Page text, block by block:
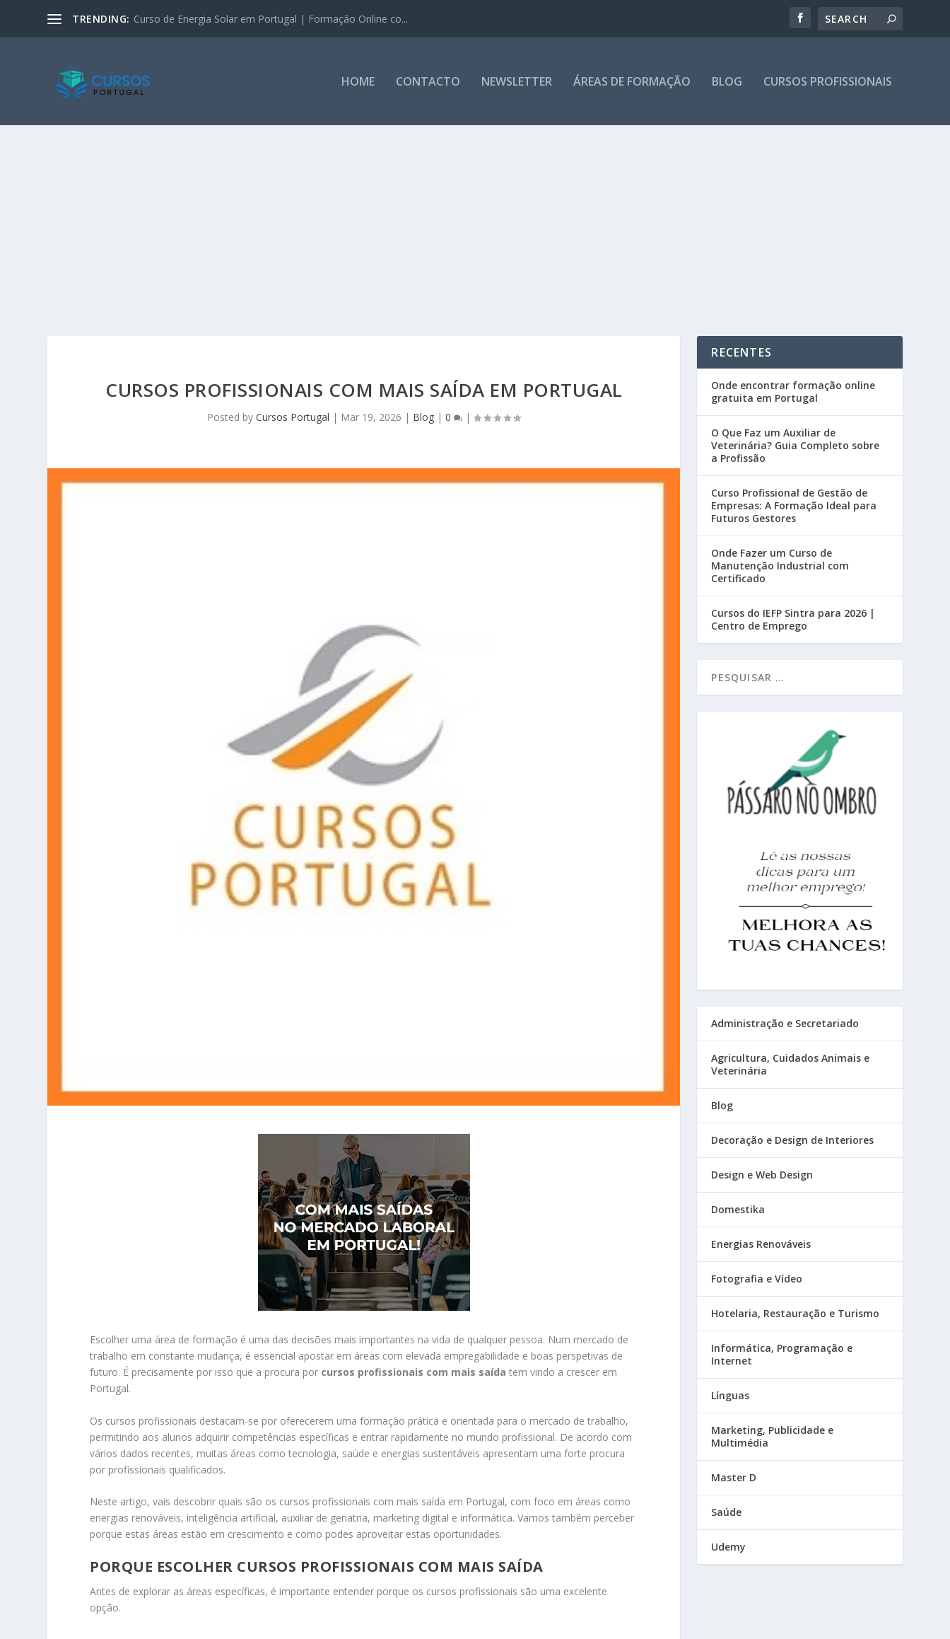
TRENDING: Curso de Energia Solar em Portugal | Formação Online co...
HOME CONTACTO NEWSLETTER ÁREAS DE FORMAÇÃO BLOG CURSOS PROFISSIONAIS
CURSOS PROFISSIONAIS COM MAIS SAÍDA EM PORTUGAL
Posted byCursos Portugal | Mar 19, 2026 | Blog |0 |
Escolher uma área de formação é uma das decisões mais importantes na vida de qualquer pessoa. Num mercado de
trabalho em constante mudança, é essencial apostar em áreas com elevada empregabilidade e boas perspetivas de
futuro. É precisamente por isso que a procura por cursos profissionais com mais saída tem vindo a crescer em
Portugal.
Os cursos profissionais destacam-se por oferecerem uma formação prática e orientada para o mercado de trabalho,
permitindo aos alunos adquirir competências específicas e entrar rapidamente no mundo profissional. De acordo com
vários dados recentes, muitas áreas como tecnologia, saúde e energias sustentáveis apresentam uma forte procura
por profissionais qualificados.
Neste artigo, vais descobrir quais são os cursos profissionais com mais saída em Portugal, com foco em áreas como
energias renováveis, inteligência artificial, auxiliar de geriatria, marketing digital e informática. Vamos também perceber
porque estas áreas estão em crescimento e como podes aproveitar estas oportunidades.
PORQUE ESCOLHER CURSOS PROFISSIONAIS COM MAIS SAÍDA
Antes de explorar as áreas específicas, é importante entender porque os cursos profissionais são uma excelente
opção.
RECENTES
Onde encontrar formação online
gratuita em Portugal
O Que Faz um Auxiliar de
Veterinária? Guia Completo sobre
a Profissão
Curso Profissional de Gestão de
Empresas: A Formação Ideal para
Futuros Gestores
Onde Fazer um Curso de
Manutenção Industrial com
Certificado
Cursos do IEFP Sintra para 2026 |
Centro de Emprego
Administração e Secretariado
Agricultura, Cuidados Animais e
Veterinária
Blog
Decoração e Design de Interiores
Design e Web Design
Domestika
Energias Renováveis
Fotografia e Vídeo
Hotelaria, Restauração e Turismo
Informática, Programação e
Internet
Línguas
Marketing, Publicidade e
Multimédia
Master D
Saúde
Udemy